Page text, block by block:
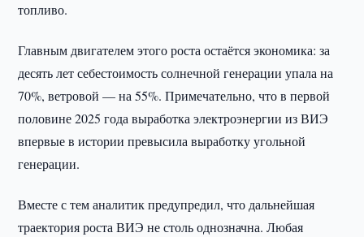
топливо.
Главным двигателем этого роста остаётся экономика: за
десять лет себестоимость солнечной генерации упала на
70%, ветровой — на 55%. Примечательно, что в первой
половине 2025 года выработка электроэнергии из ВИЭ
впервые в истории превысила выработку угольной
генерации.
Вместе с тем аналитик предупредил, что дальнейшая
траектория роста ВИЭ не столь однозначна. Любая